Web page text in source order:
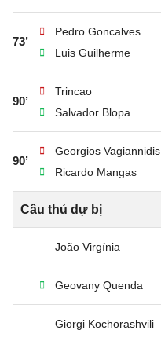
73’
Pedro Goncalves
Luis Guilherme
90’
Trincao
Salvador Blopa
90’
Georgios Vagiannidis
Ricardo Mangas
Cầu thủ dự bị
João Virgínia
Geovany Quenda
Giorgi Kochorashvili